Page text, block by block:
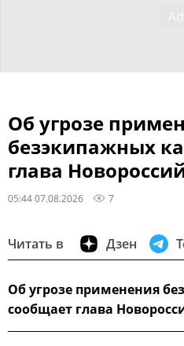
Об угрозе
безэкипажных
глава
05:44 07.08.2026 7
Читать в Дзен
Об угрозе применения
сообщает глава